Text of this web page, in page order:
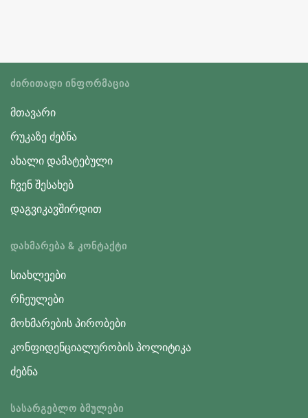
ᲫᲘᲠᲘᲗᲐᲓᲘ ᲘᲜᲤᲝᲠᲛᲐᲪᲘᲐ
მთავარი
რუკაზე ძებნა
ახალი დამატებული
ჩვენ შესახებ
დაგვიკავშირდით
ᲓᲐᲮᲛᲐᲠᲔᲑᲐ & ᲙᲝᲜᲢᲐᲥᲢᲘ
სიახლეები
რჩეულები
მოხმარების პირობები
კონფიდენციალურობის პოლიტიკა
ძებნა
ᲡᲐᲡᲐᲠᲒᲔᲑᲚᲝ ᲑᲛᲣᲚᲔᲑᲘ